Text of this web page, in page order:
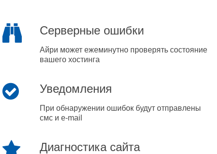
Серверные ошибки
Айри может ежеминутно проверять состояние
вашего хостинга
Уведомления
При обнаружении ошибок будут отправлены
смс и e-mail
Диагностика сайта